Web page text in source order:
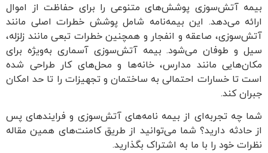
بیمه آتش‌سوزی پوشش‌های متنوعی را برای حفاظت از اموال
ارائه می‌دهد. این بیمه‌نامه شامل پوشش خطرات اصلی مانند
آتش‌سوزی، صاعقه و انفجار و همچنین خطرات تبعی مانند زلزله،
سیل و طوفان می‌شود. بیمه آتش‌سوزی آسماری به‌ویژه برای
مکان‌هایی مانند مدارس، خانه‌ها و محل‌های کار طراحی شده
است تا خسارات احتمالی به ساختمان و تجهیزات را تا حد امکان
جبران کند.
شما چه تجربه‌ای از بیمه نامه‌های آتش‌سوزی و فرایندهای پس
از حادثه دارید؟ شما می‌توانید از طریق کامنت‌های همین مقاله
نظرات خود را با ما به اشتراک بگذارید.